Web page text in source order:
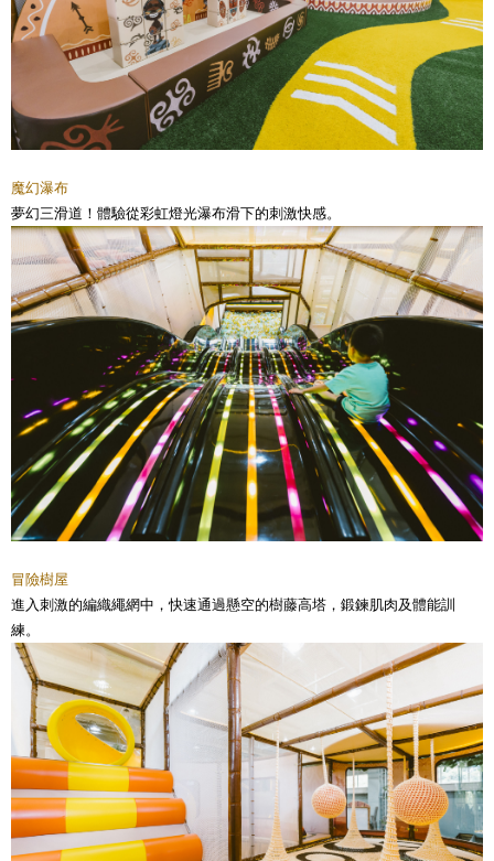
魔幻瀑布
夢幻三滑道！體驗從彩虹燈光瀑布滑下的刺激快感。
冒險樹屋
進入刺激的編織繩網中，快速通過懸空的樹藤高塔，鍛鍊肌肉及體能訓
練。